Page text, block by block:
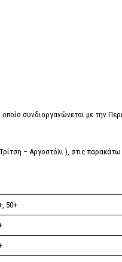
συνδιοργανώνεται με την
– Αργοστόλι ), στις
50+